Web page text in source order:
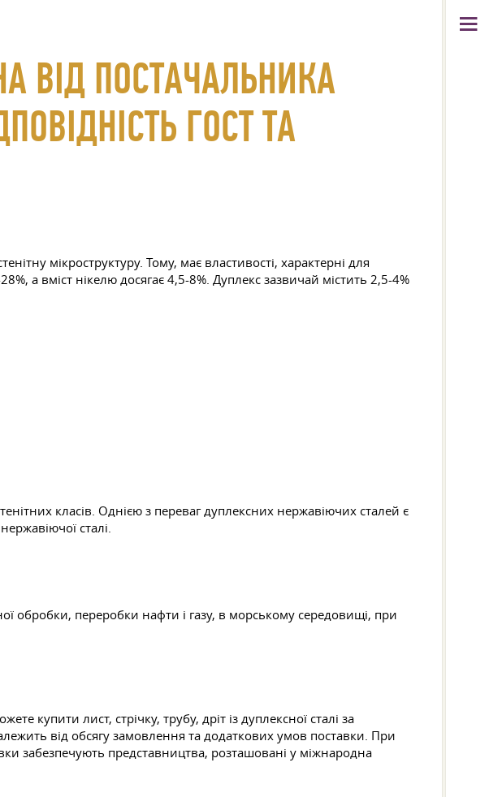
ВІД ПОСТАЧАЛЬНИКА
ГОСТ ТА
мікроструктуру. Тому, має властивості, характерні для
а вміст нікелю досягає 4,5-8%. Дуплекс зазвичай містить 2,5-4%
класів. Однією з переваг дуплексних нержавіючих сталей є
сталі.
обробки, переробки нафти і газу, в морському середовищі, при
купити лист, стрічку, трубу, дріт із дуплексної сталі за
від обсягу замовлення та додаткових умов поставки. При
забезпечують представництва, розташовані у міжнародна